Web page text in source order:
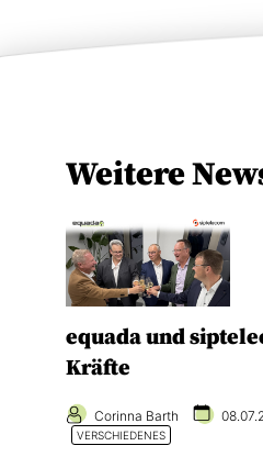
Weitere
equada und
Kräfte
Corinna Barth
VERSCHIEDENES